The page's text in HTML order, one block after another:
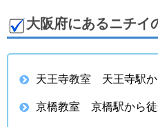
大阪府にあるニチイ
天王寺教室 天王寺駅か
京橋教室 京橋駅から徒